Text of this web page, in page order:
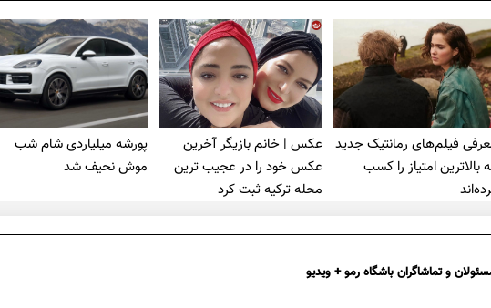
فیلم‌های رمانتیک جدید
بالاترین امتیاز را کسب
عکس | خانم بازیگر آخرین
عکس خود را در عجیب ترین
محله ترکیه ثبت کرد
پورشه میلیاردی شام شب
موش‌ نحیف شد
و تماشاگران باشگاه رمو + ویدیو